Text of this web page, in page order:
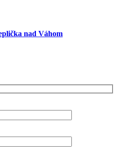
nad Váhom